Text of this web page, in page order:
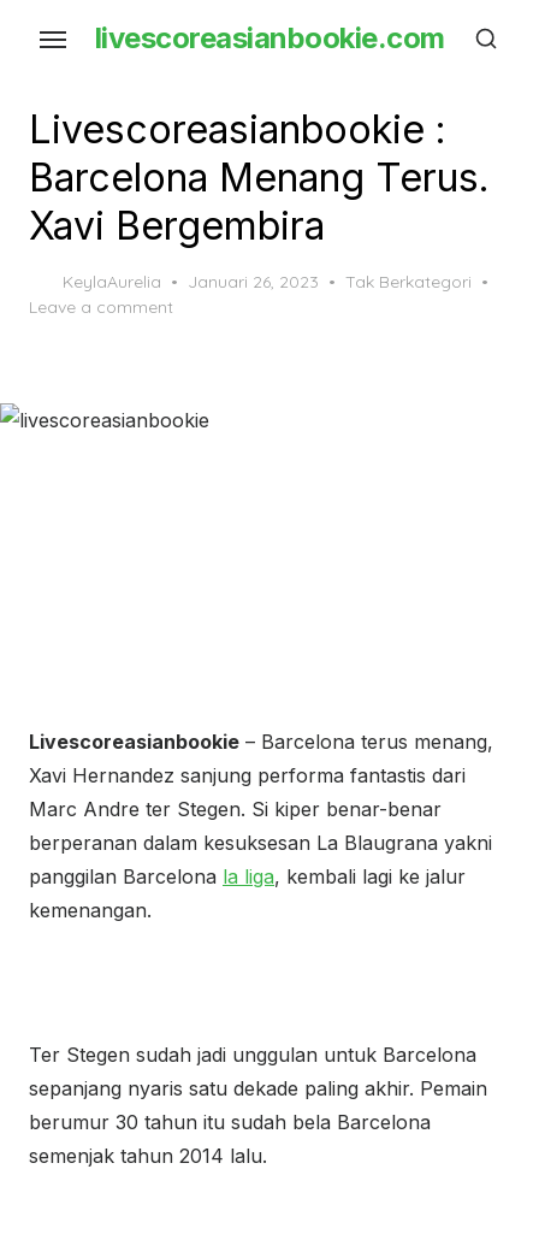
content
livescoreasianbookie.com
Livescoreasianbookie :
Barcelona Menang Terus.
Xavi Bergembira
KeylaAurelia
Posted
Januari 26, 2023
Tak Berkategori
Leave a comment
Livescoreasianbookie – Barcelona terus menang,
Xavi Hernandez sanjung performa fantastis dari
Marc Andre ter Stegen. Si kiper benar-benar
berperanan dalam kesuksesan La Blaugrana yakni
panggilan Barcelona la liga, kembali lagi ke jalur
kemenangan.
Ter Stegen sudah jadi unggulan untuk Barcelona
sepanjang nyaris satu dekade paling akhir. Pemain
berumur 30 tahun itu sudah bela Barcelona
semenjak tahun 2014 lalu.